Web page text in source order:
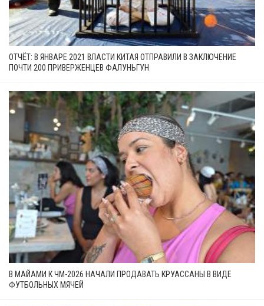
ОТЧЁТ: В ЯНВАРЕ 2021 ВЛАСТИ КИТАЯ ОТПРАВИЛИ В ЗАКЛЮЧЕНИЕ
ПОЧТИ 200 ПРИВЕРЖЕНЦЕВ ФАЛУНЬГУН
В МАЙАМИ К ЧМ-2026 НАЧАЛИ ПРОДАВАТЬ КРУАССАНЫ В ВИДЕ
ФУТБОЛЬНЫХ МЯЧЕЙ